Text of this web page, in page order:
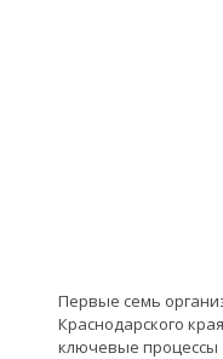
Первые семь
Краснодарского
ключевые процессы